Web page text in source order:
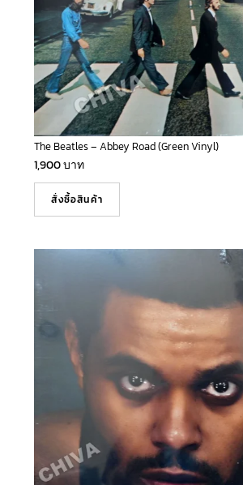
The Beatles – Abbey Road (Green Vinyl)
1,900บาท
สั่งซื้อสินค้า